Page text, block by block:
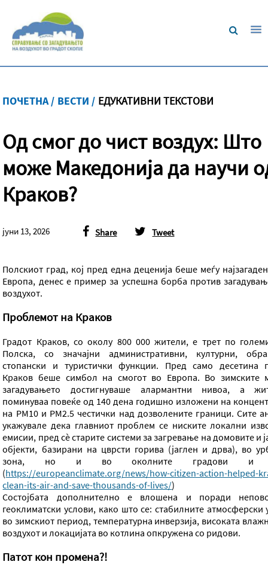
ПОЧЕТНА / ВЕСТИ / ЕДУКАТИВНИ ТЕКСТОВИ
Од смог до чист воздух: Што
може Македонија да научи
Краков?
јуни 13, 2026 Share Tweet
Полскиот град, кој пред една деценија беше меѓу
Европа, денес е пример за успешна борба против
воздухот.
Проблемот на Краков
Градот Краков, со околу 800 000 жители, е трет по
Полска, со значајни административни, културни,
стопански и туристички функции. Пред само десетина
Краков беше симбол на смогот во Европа. Во зимските
загадувањето достигнуваше алармантни нивоа, а
поминуваа повеќе од 140 дена годишно изложени на
на PM10 и PM2.5 честички над дозволените граници. Сите
укажувале дека главниот проблем се ниските локални
емисии, пред сѐ старите системи за загревање на домовите и
објекти, базирани на цврсти горива (јаглен и дрва), во
зона, но и во околните градови и
(https://europeanclimate.org/news/how-citizen-action-helped-
clean-its-air-and-save-thousands-of-lives/)
Состојбата дополнително е влошена и поради
геоклиматски услови, како што се: стабилните атмосферски
во зимскиот период, температурна инверзија, високата
воздухот и локацијата во котлина опкружена со ридови.
Патот кон промена?!